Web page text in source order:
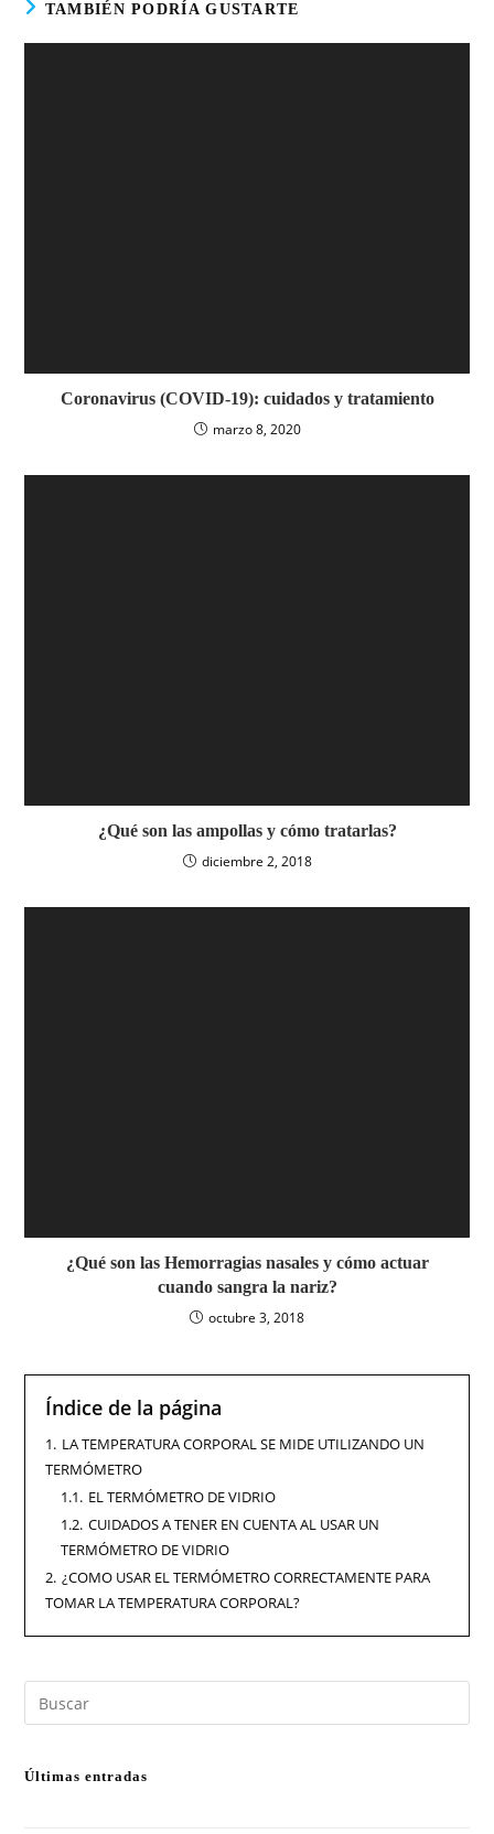
TAMBIÉN PODRÍA GUSTARTE
Coronavirus (COVID-19): cuidados y tratamiento
marzo 8, 2020
¿Qué son las ampollas y cómo tratarlas?
diciembre 2, 2018
¿Qué son las Hemorragias nasales y cómo actuar
cuando sangra la nariz?
octubre 3, 2018
Índice de la página
1. LA TEMPERATURA CORPORAL SE MIDE UTILIZANDO UN
TERMÓMETRO
1.1. EL TERMÓMETRO DE VIDRIO
1.2. CUIDADOS A TENER EN CUENTA AL USAR UN
TERMÓMETRO DE VIDRIO
2. ¿COMO USAR EL TERMÓMETRO CORRECTAMENTE PARA
TOMAR LA TEMPERATURA CORPORAL?
Últimas entradas